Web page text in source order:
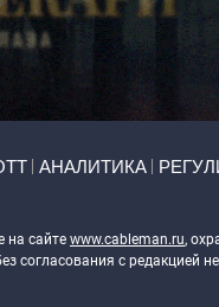
АНАЛИТИКА
на сайте www.cableman.ru,
согласования с редакцией